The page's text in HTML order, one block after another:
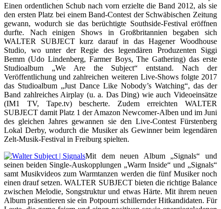
Einen ordentlichen Schub nach vorn erzielte die Band 2012, als sie
den ersten Platz bei einem Band-Contest der Schwäbischen Zeitung
gewann, wodurch sie das berüchtigte Southside-Festival eröffnen
durfte. Nach einigen Shows in Großbritannien begaben sich
WALTER SUBJECT kurz darauf in das Hagener Woodhouse
Studio, wo unter der Regie des legendären Produzenten Siggi
Bemm (Udo Lindenberg, Farmer Boys, The Gathering) das erste
Studioalbum „We Are the Subject“ entstand. Nach der
Veröffentlichung und zahlreichen weiteren Live-Shows folgte 2017
das Studioalbum „Just Dance Like Nobody’s Watching“, das der
Band zahlreiches Airplay (u. a. Das Ding) wie auch Videoeinsätze
(IM1 TV, Tape.tv) bescherte. Zudem erreichten WALTER
SUBJECT damit Platz 1 der Amazon Newcomer-Alben und im Juni
des gleichen Jahres gewannen sie den Live-Contest Fürstenberg
Lokal Derby, wodurch die Musiker als Gewinner beim legendären
Zelt-Musik-Festival in Freiburg spielten.
Mit dem neuen Album „Signals“ und
seinen beiden Single-Auskopplungen „Warm Inside“ und „Signals“
samt Musikvideos zum Warmtanzen werden die fünf Musiker noch
einen drauf setzen. WALTER SUBJECT bieten die richtige Balance
zwischen Melodie, Songstruktur und etwas Härte. Mit ihrem neuen
Album präsentieren sie ein Potpourri schillernder Hitkandidaten. Für